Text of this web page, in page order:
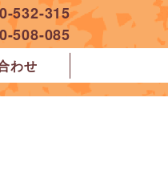
532-315
508-085
わせ